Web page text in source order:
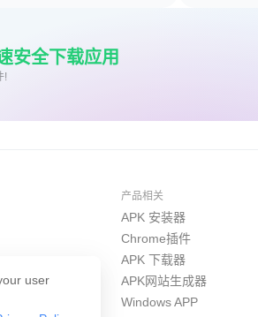
安全下载应用
!
user
产品相关
APK 安装器
Chrome插件
APK 下载器
APK网站生成器
Windows APP